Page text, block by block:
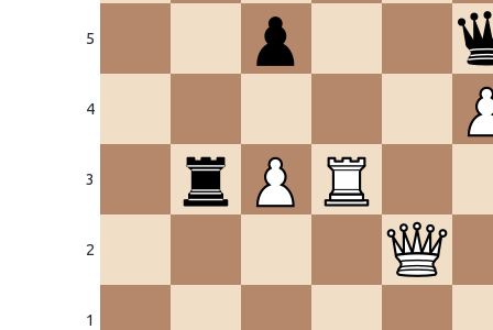
5
4
3
2
1